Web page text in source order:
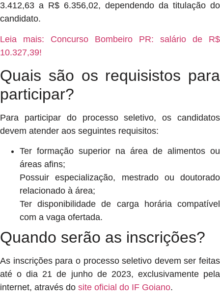
3.412,63 a R$ 6.356,02, dependendo da titulação do
candidato.
Leia mais: Concurso Bombeiro PR: salário de R$
10.327,39!
Quais são os requisistos para
participar?
Para participar do processo seletivo, os candidatos
devem atender aos seguintes requisitos:
Ter formação superior na área de alimentos ou
áreas afins;
Possuir especialização, mestrado ou doutorado
relacionado à área;
Ter disponibilidade de carga horária compatível
com a vaga ofertada.
Quando serão as inscrições?
As inscrições para o processo seletivo devem ser feitas
até o dia 21 de junho de 2023, exclusivamente pela
internet, através do site oficial do IF Goiano.